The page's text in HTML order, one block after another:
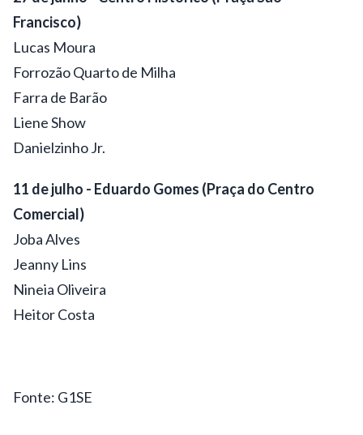
Francisco)
Lucas Moura
Forrozão Quarto de Milha
Farra de Barão
Liene Show
Danielzinho Jr.
11 de julho - Eduardo Gomes (Praça do Centro
Comercial)
Joba Alves
Jeanny Lins
Nineia Oliveira
Heitor Costa
Fonte: G1SE